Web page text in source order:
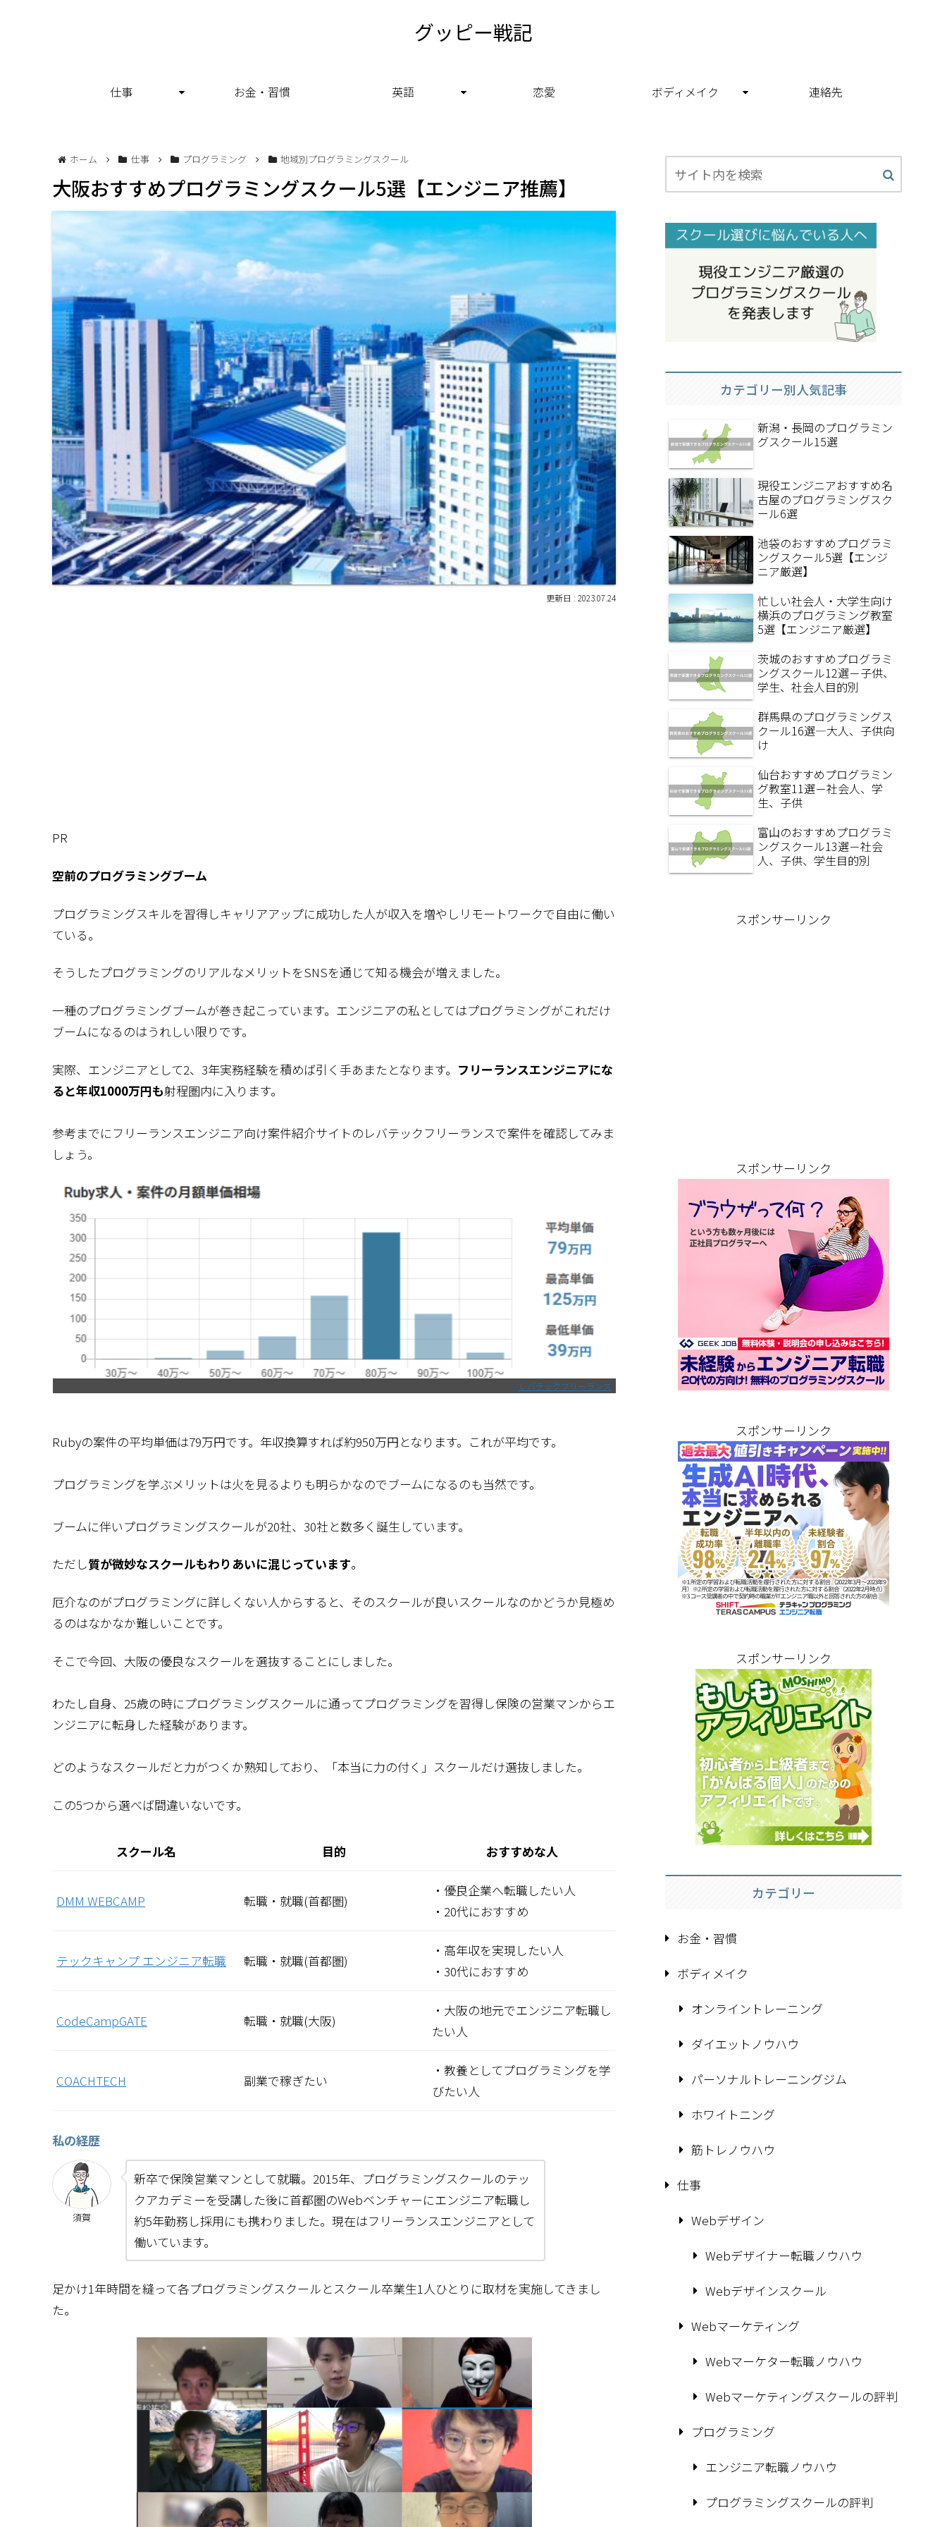
グッピー戦記
仕事 お金・習慣 英語 恋愛 ボディメイク 連絡先
ホーム 仕事 プログラミング 地域別プログラミングスクール
大阪おすすめプログラミングスクール5選【エンジニア推薦】
2023.07.24
PR
空前のプログラミングブーム
プログラミングスキルを習得しキャリアアップに成功した人が収入を増やしリモートワークで自由に働い
ている。
そうしたプログラミングのリアルなメリットをSNSを通じて知る機会が増えました。
一種のプログラミングブームが巻き起こっています。エンジニアの私としてはプログラミングがこれだけ
ブームになるのはうれしい限りです。
実際、エンジニアとして2、3年実務経験を積めば引く手あまたとなります。 フリーランスエンジニアにな
ると年収1000万円も射程圏内に入ります。
参考までにフリーランスエンジニア向け案件紹介サイトのレバテックフリーランスで案件を確認してみま
しょう。
レバテックフリーランス
Rubyの案件の平均単価は79万円です。年収換算すれば約950万円となります。これが平均です。
プログラミングを学ぶメリットは火を見るよりも明らかなのでブームになるのも当然です。
ブームに伴いプログラミングスクールが20社、30社と数多く誕生しています。
ただし質が微妙なスクールもわりあいに混じっています。
厄介なのがプログラミングに詳しくない人からすると、そのスクールが良いスクールなのかどうか見極め
るのはなかなか難しいことです。
そこで今回、大阪の優良なスクールを選抜することにしました。
わたし自身、25歳の時にプログラミングスクールに通ってプログラミングを習得し保険の営業マンからエ
ンジニアに転身した経験があります。
どのようなスクールだと力がつくか熟知しており、「本当に力の付く」スクールだけ選抜しました。
この5つから選べば間違いないです。
スクール名 目的 おすすめな人
DMM WEBCAMP 転職・就職(首都圏)
・優良企業へ転職したい人
・20代におすすめ
テックキャンプ エンジニア転職 転職・就職(首都圏)
・高年収を実現したい人
・30代におすすめ
CodeCampGATE 転職・就職(大阪)
・大阪の地元でエンジニア転職し
たい人
COACHTECH 副業で稼ぎたい
・教養としてプログラミングを学
びたい人
私の経歴
須賀
新卒で保険営業マンとして就職。2015年、プログラミングスクールのテッ
クアカデミーを受講した後に首都圏のWebベンチャーにエンジニア転職し
約5年勤務し採用にも携わりました。現在はフリーランスエンジニアとして
働いています。
足かけ1年時間を縫って各プログラミングスクールとスクール卒業生1人ひとりに取材を実施してきまし
た。
カテゴリー別人気記事
新潟・長岡のプログラミン
グスクール15選
現役エンジニアおすすめ名
古屋のプログラミングスク
ール6選
池袋のおすすめプログラミ
ングスクール5選【エンジ
ニア厳選】
忙しい社会人・大学生向け
横浜のプログラミング教室
5選【エンジニア厳選】
茨城のおすすめプログラミ
ングスクール12選－子供、
学生、社会人目的別
群馬県のプログラミングス
クール16選―大人、子供向
け
仙台おすすめプログラミン
グ教室11選－社会人、学
生、子供
富山のおすすめプログラミ
ングスクール13選－社会
人、子供、学生目的別
スポンサーリンク
スポンサーリンク
スポンサーリンク
スポンサーリンク
カテゴリー
お金・習慣
ボディメイク
オンライントレーニング
ダイエットノウハウ
パーソナルトレーニングジム
ホワイトニング
筋トレノウハウ
仕事
Webデザイン
Webデザイナー転職ノウハウ
Webデザインスクール
Webマーケティング
Webマーケター転職ノウハウ
Webマーケティングスクールの評判
プログラミング
エンジニア転職ノウハウ
プログラミングスクールの評判